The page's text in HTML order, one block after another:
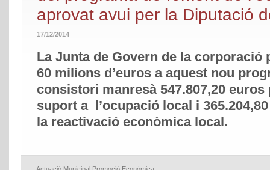
aprovat avui per la Diputació
17/12/2014
La Junta de Govern de la corporació
60 milions d’euros a aquest nou
consistori manresà 547.807,20 euros
suport a l’ocupació local i
la reactivació econòmica local.